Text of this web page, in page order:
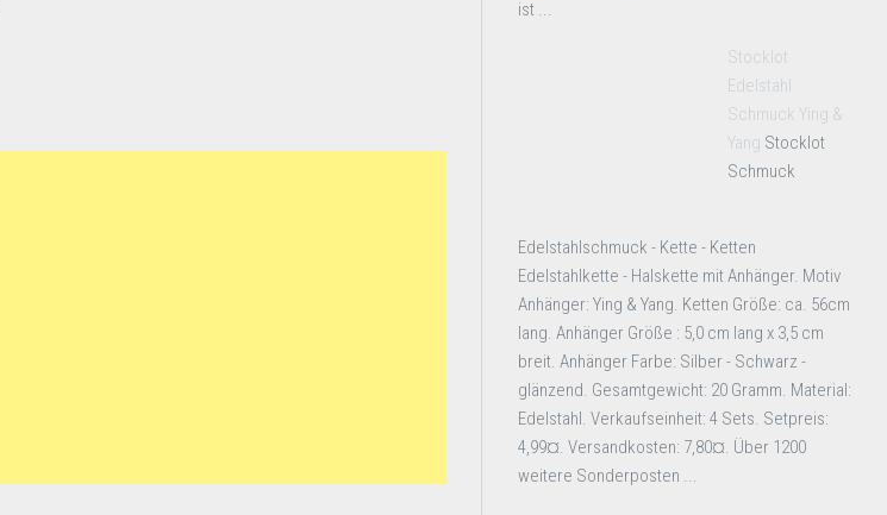
ist ...
Stocklot
Edelstahl
Schmuck Ying &
Yang Stocklot
Schmuck
Edelstahlschmuck - Kette - Ketten
Edelstahlkette - Halskette mit Anhänger. Motiv
Anhänger: Ying & Yang. Ketten Größe: ca. 56cm
lang. Anhänger Größe : 5,0 cm lang x 3,5 cm
breit. Anhänger Farbe: Silber - Schwarz -
glänzend. Gesamtgewicht: 20 Gramm. Material:
Edelstahl. Verkaufseinheit: 4 Sets. Setpreis:
4,99¤. Versandkosten: 7,80¤. Über 1200
weitere Sonderposten ...